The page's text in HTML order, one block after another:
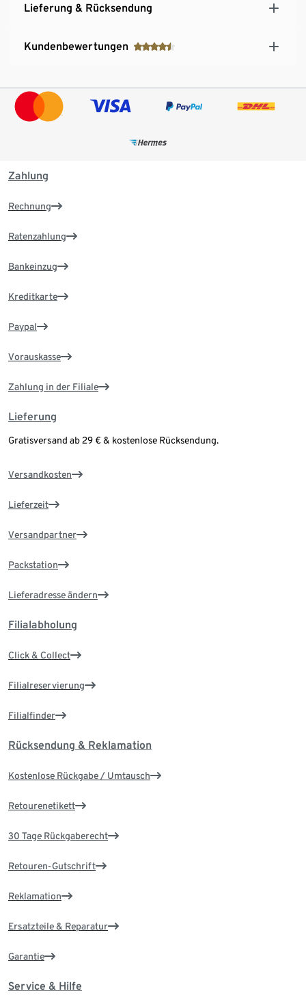
Lieferung & Rücksendung
Kundenbewertungen
Zahlung
Rechnung
Ratenzahlung
Bankeinzug
Kreditkarte
Paypal
Vorauskasse
Zahlung in der Filiale
Lieferung
Gratisversand ab 29 € & kostenlose Rücksendung.
Versandkosten
Lieferzeit
Versandpartner
Packstation
Lieferadresse ändern
Filialabholung
Click & Collect
Filialreservierung
Filialfinder
Rücksendung & Reklamation
Kostenlose Rückgabe / Umtausch
Retourenetikett
30 Tage Rückgaberecht
Retouren-Gutschrift
Reklamation
Ersatzteile & Reparatur
Garantie
Service & Hilfe